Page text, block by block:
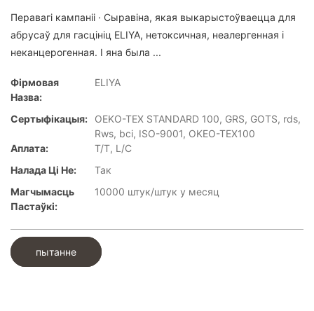
Перавагі кампаніі · Сыравіна, якая выкарыстоўваецца для
абрусаў для гасцініц ELIYA, нетоксичная, неалергенная і
неканцерогенная. І яна была ...
Фірмовая
Назва:
ELIYA
Сертыфікацыя:
OEKO-TEX STANDARD 100, GRS, GOTS, rds,
Rws, bci, ISO-9001, OKEO-TEX100
Аплата:
T/T, L/C
Налада Ці Не:
Так
Магчымасць
Пастаўкі:
10000 штук/штук у месяц
пытанне